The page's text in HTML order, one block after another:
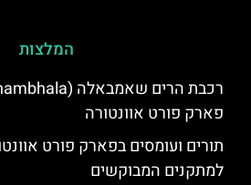
המלצות
פארק פורט אוונטורה
תורים ועומסים בפארק פורט
למתקנים המבוקשים